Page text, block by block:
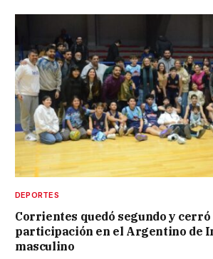
DEPORTES
Corrientes quedó segundo y cerró
participación en el Argentino de
masculino